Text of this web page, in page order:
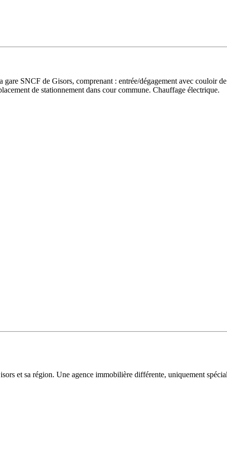
SNCF de Gisors, comprenant : entrée/dégagement avec couloir
de stationnement dans cour commune. Chauffage électrique.
et sa région. Une agence immobilière différente, uniquement